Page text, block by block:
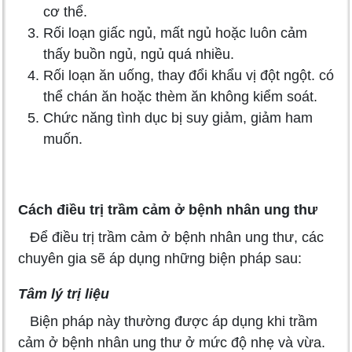
cơ thể.
Rối loạn giấc ngủ, mất ngủ hoặc luôn cảm
thấy buồn ngủ, ngủ quá nhiều.
Rối loạn ăn uống, thay đổi khẩu vị đột ngột. có
thể chán ăn hoặc thèm ăn không kiểm soát.
Chức năng tình dục bị suy giảm, giảm ham
muốn.
Cách điều trị trầm cảm ở bệnh nhân ung thư
Để điều trị trầm cảm ở bệnh nhân ung thư, các
chuyên gia sẽ áp dụng những biện pháp sau:
Tâm lý trị liệu
Biện pháp này thường được áp dụng khi trầm
cảm ở bệnh nhân ung thư ở mức độ nhẹ và vừa.